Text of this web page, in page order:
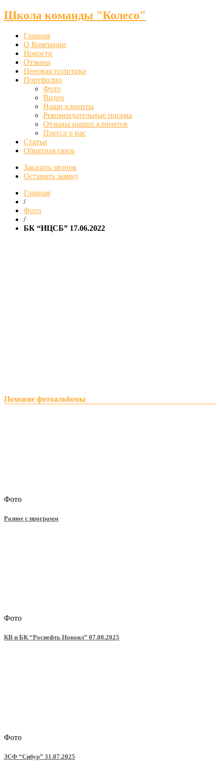
Школа команды "Колесо"
Главная
О Компании
Новости
Отзывы
Ценовая политика
Портфолио
Фото
Видео
Наши клиенты
Рекомендательные письма
Отзывы наших клиентов
Пресса о нас
Статьи
Обратная связь
Заказать звонок
Оставить заявку
Главная
/
Фото
/
БК “ИЦСБ” 17.06.2022
Похожие фотоальбомы
Фото
Разное с программ
Фото
КВ и БК “Роснефть Новоил” 07.08.2025
Фото
ЗСФ “Сибур” 31.07.2025